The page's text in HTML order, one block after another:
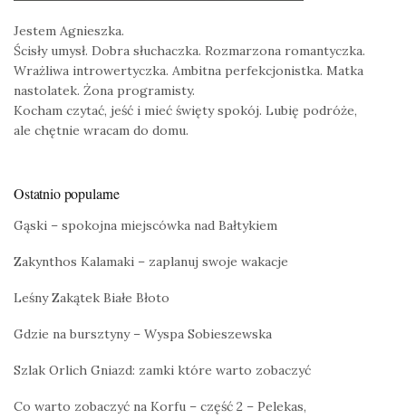
Jestem Agnieszka.
Ścisły umysł. Dobra słuchaczka. Rozmarzona romantyczka.
Wrażliwa introwertyczka. Ambitna perfekcjonistka. Matka
nastolatek. Żona programisty.
Kocham czytać, jeść i mieć święty spokój. Lubię podróże,
ale chętnie wracam do domu.
Ostatnio popularne
Gąski – spokojna miejscówka nad Bałtykiem
Zakynthos Kalamaki – zaplanuj swoje wakacje
Leśny Zakątek Białe Błoto
Gdzie na bursztyny – Wyspa Sobieszewska
Szlak Orlich Gniazd: zamki które warto zobaczyć
Co warto zobaczyć na Korfu – część 2 – Pelekas,